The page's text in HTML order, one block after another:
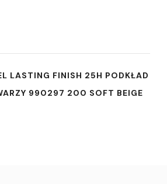
LASTING FINISH 25H PODKŁAD
990297 200 SOFT BEIGE